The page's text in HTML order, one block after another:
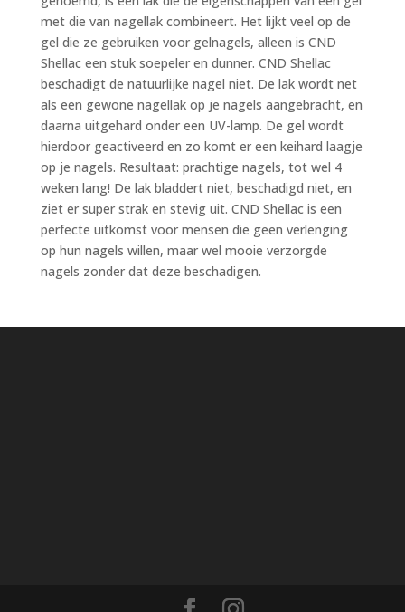
met die van nagellak combineert. Het lijkt veel op de
gel die ze gebruiken voor gelnagels, alleen is CND
Shellac een stuk soepeler en dunner. CND Shellac
beschadigt de natuurlijke nagel niet. De lak wordt net
als een gewone nagellak op je nagels aangebracht, en
daarna uitgehard onder een UV-lamp. De gel wordt
hierdoor geactiveerd en zo komt er een keihard laagje
op je nagels. Resultaat: prachtige nagels, tot wel 4
weken lang! De lak bladdert niet, beschadigd niet, en
ziet er super strak en stevig uit. CND Shellac is een
perfecte uitkomst voor mensen die geen verlenging
op hun nagels willen, maar wel mooie verzorgde
nagels zonder dat deze beschadigen.